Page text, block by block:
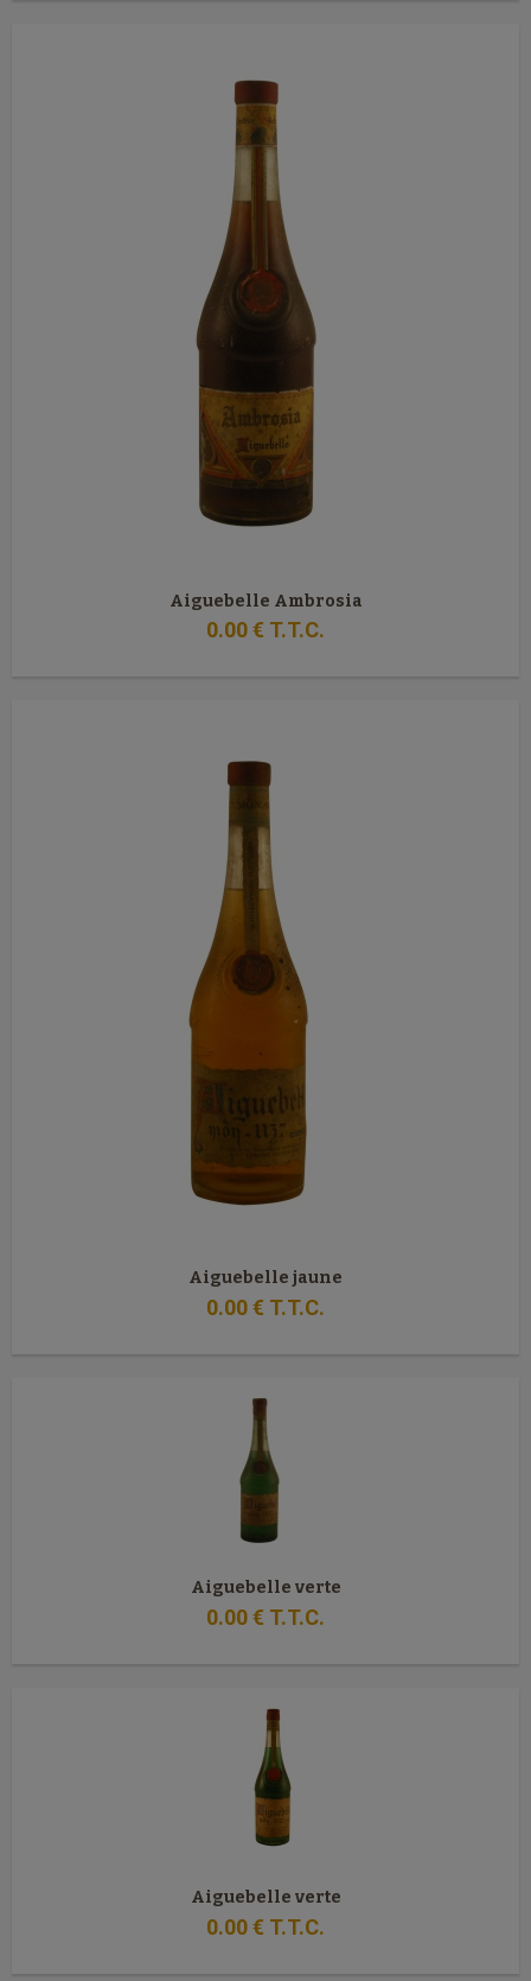
Aiguebelle Ambrosia
0.00€ T.T.C.
Aiguebelle jaune
0.00€ T.T.C.
Aiguebelle verte
0.00€ T.T.C.
Aiguebelle verte
0.00€ T.T.C.